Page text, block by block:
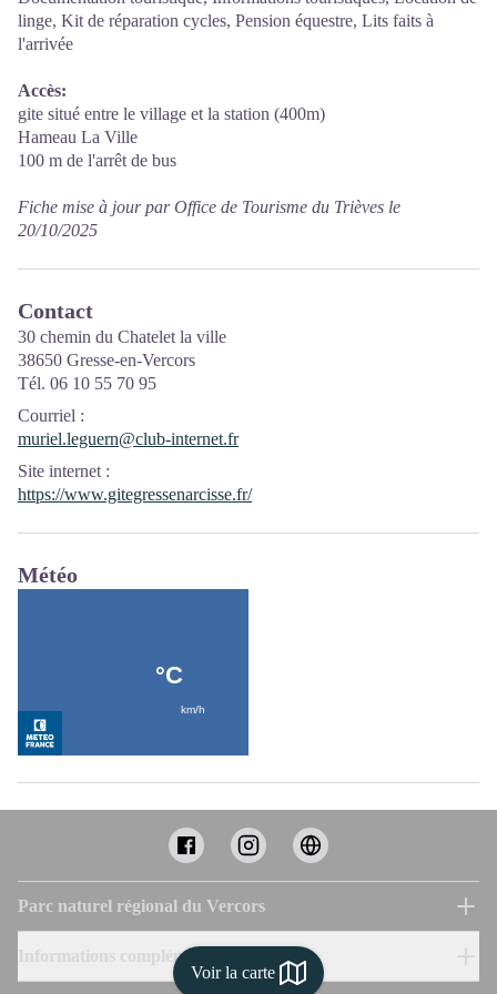
Voir la carte
linge, Kit de réparation cycles, Pension équestre, Lits faits à
l'arrivée
Accès:
gite situé entre le village et la station (400m)
Hameau La Ville
100 m de l'arrêt de bus
Fiche mise à jour par Office de Tourisme du Trièves le
20/10/2025
Contact
30 chemin du Chatelet la ville
38650 Gresse-en-Vercors
Tél. 06 10 55 70 95
Courriel :
muriel.leguern@club-internet.fr
Site internet :
https://www.gitegressenarcisse.fr/
Météo
Parc naturel régional du Vercors
Informations complémentaires